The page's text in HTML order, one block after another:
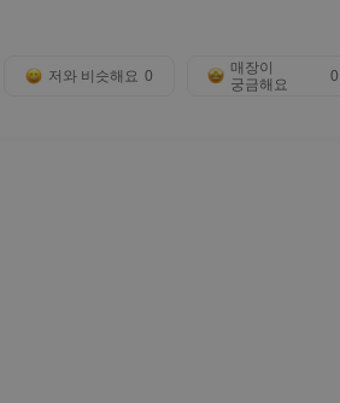
저와 비슷해요 0
매장이
궁금해요
0